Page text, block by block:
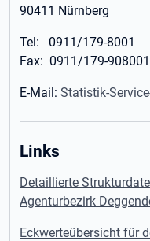
90411 Nürnberg
Tel: 0911/179-8001
Fax: 0911/179-908001
E-Mail: Statistik-
Links
Detaillierte
Agenturbezirk
Eckwerteübersicht für